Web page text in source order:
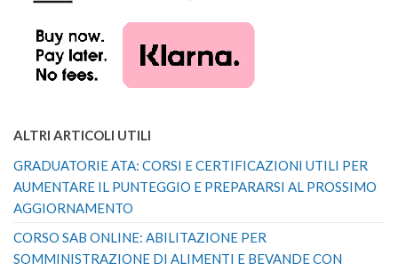
ALTRI ARTICOLI UTILI
GRADUATORIE ATA: CORSI E CERTIFICAZIONI UTILI PER
AUMENTARE IL PUNTEGGIO E PREPARARSI AL PROSSIMO
AGGIORNAMENTO
CORSO SAB ONLINE: ABILITAZIONE PER
SOMMINISTRAZIONE DI ALIMENTI E BEVANDE CON